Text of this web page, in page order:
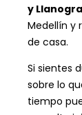
y
Medellín y
de casa.
Si sientes
sobre lo
tiempo